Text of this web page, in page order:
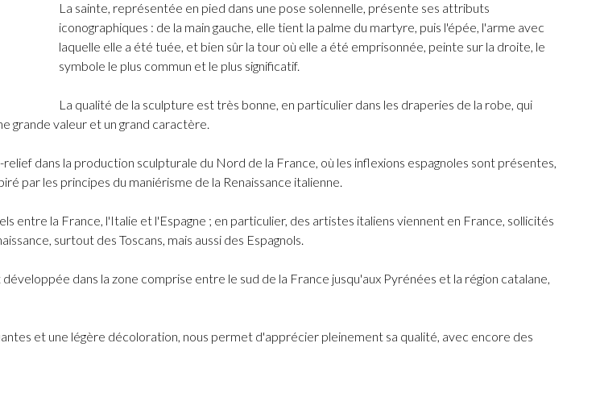
La sainte, représentée en pied dans une pose solennelle, présente ses attributs
iconographiques : de la main gauche, elle tient la palme du martyre, puis l'épée, l'arme avec
laquelle elle a été tuée, et bien sûr la tour où elle a été emprisonnée, peinte sur la droite, le
symbole le plus commun et le plus significatif.
La qualité de la sculpture est très bonne, en particulier dans les draperies de la robe, qui
grande valeur et un grand caractère.
dans la production sculpturale du Nord de la France, où les inflexions espagnoles sont présentes,
par les principes du maniérisme de la Renaissance italienne.
entre la France, l'Italie et l'Espagne ; en particulier, des artistes italiens viennent en France, sollicités
surtout des Toscans, mais aussi des Espagnols.
dans la zone comprise entre le sud de la France jusqu'aux Pyrénées et la région catalane,
et une légère décoloration, nous permet d'apprécier pleinement sa qualité, avec encore des